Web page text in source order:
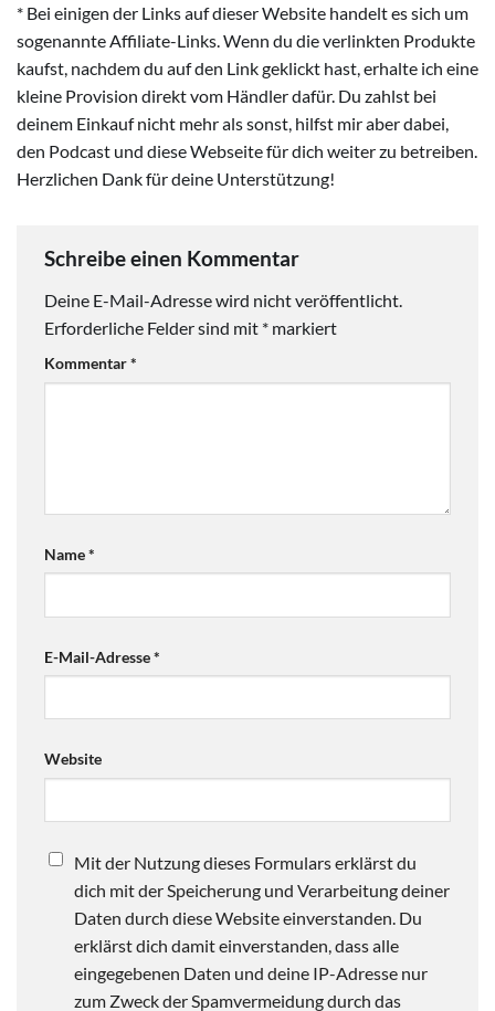
* Bei einigen der Links auf dieser Website handelt es sich um
sogenannte Affiliate-Links. Wenn du die verlinkten Produkte
kaufst, nachdem du auf den Link geklickt hast, erhalte ich eine
kleine Provision direkt vom Händler dafür. Du zahlst bei
deinem Einkauf nicht mehr als sonst, hilfst mir aber dabei,
den Podcast und diese Webseite für dich weiter zu betreiben.
Herzlichen Dank für deine Unterstützung!
Schreibe einen Kommentar
Deine E-Mail-Adresse wird nicht veröffentlicht.
Erforderliche Felder sind mit * markiert
Kommentar*
Name*
E-Mail-Adresse*
Website
Mit der Nutzung dieses Formulars erklärst du
dich mit der Speicherung und Verarbeitung deiner
Daten durch diese Website einverstanden. Du
erklärst dich damit einverstanden, dass alle
eingegebenen Daten und deine IP-Adresse nur
zum Zweck der Spamvermeidung durch das